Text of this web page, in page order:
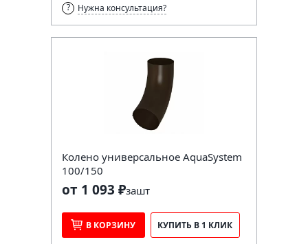
Нужна консультация?
Колено универсальное AquaSystem
100/150
от 1 093 ₽зашт
В КОРЗИНУ КУПИТЬ В 1 КЛИК